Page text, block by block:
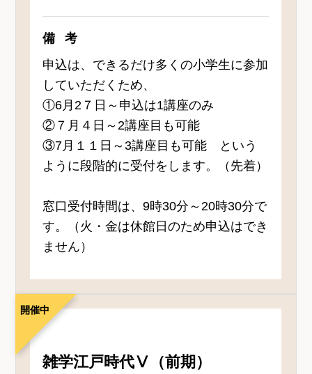
備考
申込は、できるだけ多くの小学生に参加
していただくため、
①6月2７日～申込は1講座のみ
②７月４日～2講座目も可能
③7月１１日～3講座目も可能 という
ように段階的に受付をします。（先着）
窓口受付時間は、9時30分～20時30分で
す。（火・金は休館日のため申込はでき
ません）
開催中
雑学江戸時代Ⅴ（前期）